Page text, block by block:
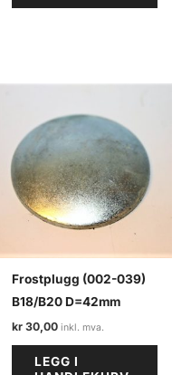
Frostplugg (002-039)
B18/B20 D=42mm
kr 30,00
LEGG I